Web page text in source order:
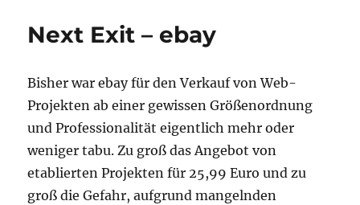
ist
Geschichte
Next Exit – ebay
Bisher war ebay für den Verkauf von Web-
Projekten ab einer gewissen Größenordnung
und Professionalität eigentlich mehr oder
weniger tabu. Zu groß das Angebot von
etablierten Projekten für 25,99 Euro und zu
groß die Gefahr, aufgrund mangelnden